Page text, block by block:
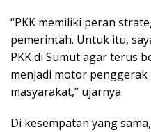
“PKK memiliki peran
pemerintah. Untuk itu,
PKK di Sumut agar terus
menjadi motor
masyarakat,” ujarnya.
Di kesempatan yang